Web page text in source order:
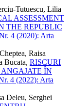
Tutuescu, Lilia
ASSESSMENT
THE REPUBLIC
4 (2020): Arta
Raisa
Bucata, RISCURI
ÎN
4 (2022): Arta
Deleu, Serghei